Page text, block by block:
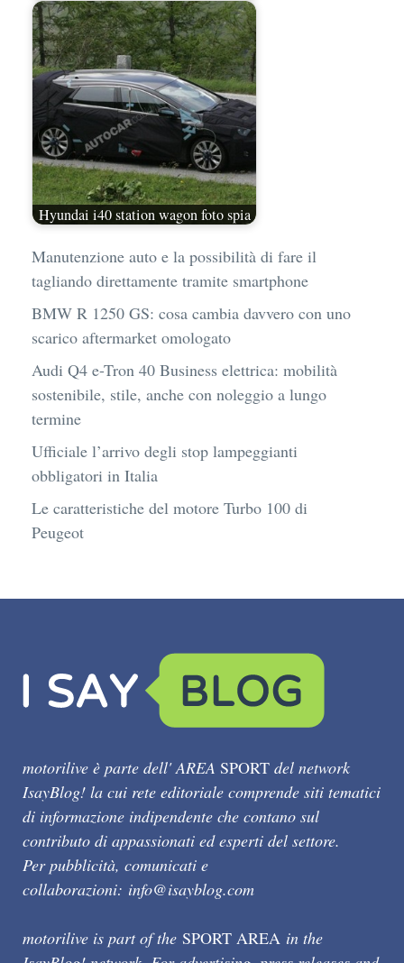
Hyundai i40 station wagon foto spia
Manutenzione auto e la possibilità di fare il
tagliando direttamente tramite smartphone
BMW R 1250 GS: cosa cambia davvero con uno
scarico aftermarket omologato
Audi Q4 e-Tron 40 Business elettrica: mobilità
sostenibile, stile, anche con noleggio a lungo
termine
Ufficiale l’arrivo degli stop lampeggianti
obbligatori in Italia
Le caratteristiche del motore Turbo 100 di
Peugeot
motorilive è parte dell' AREA SPORT del network
IsayBlog! la cui rete editoriale comprende siti tematici
di informazione indipendente che contano sul
contributo di appassionati ed esperti del settore.
Per pubblicità, comunicati e
collaborazioni: info@isayblog.com
motorilive is part of the SPORT AREA in the